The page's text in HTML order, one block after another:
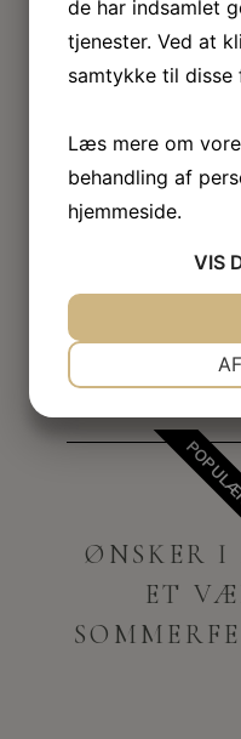
ØNSKER I
ET
de har indsamlet
tjenester. Ved at
samtykke til disse
Læs mere om
behandling af
hjemmeside.
VIS
MARKETING